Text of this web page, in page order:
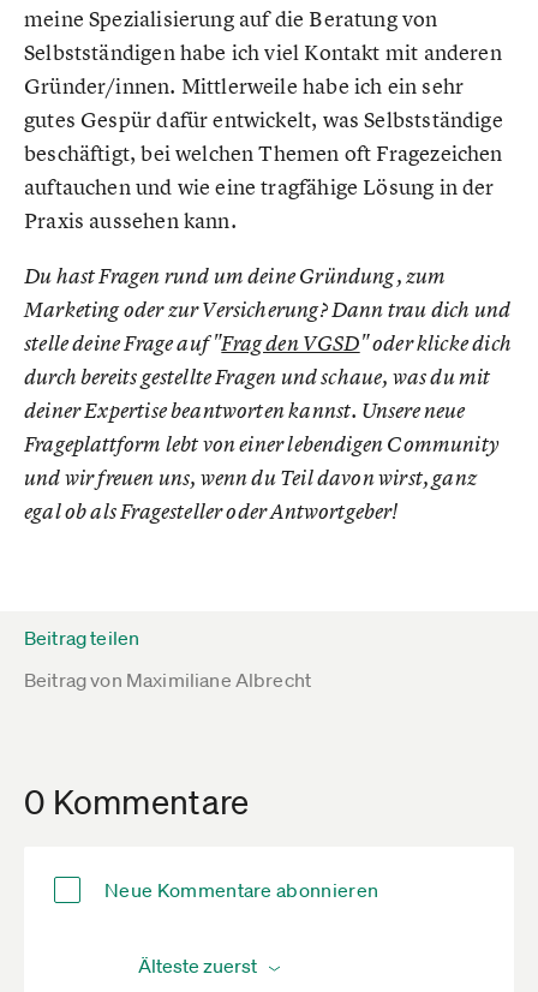
meine Spezialisierung auf die Beratung von
Selbstständigen habe ich viel Kontakt mit anderen
Gründer/innen. Mittlerweile habe ich ein sehr
gutes Gespür dafür entwickelt, was Selbstständige
beschäftigt, bei welchen Themen oft Fragezeichen
auftauchen und wie eine tragfähige Lösung in der
Praxis aussehen kann.
Du hast Fragen rund um deine Gründung, zum
Marketing oder zur Versicherung? Dann trau dich und
stelle deine Frage auf "Frag den VGSD" oder klicke dich
durch bereits gestellte Fragen und schaue, was du mit
deiner Expertise beantworten kannst. Unsere neue
Frageplattform lebt von einer lebendigen Community
und wir freuen uns, wenn du Teil davon wirst, ganz
egal ob als Fragesteller oder Antwortgeber!
Beitrag teilen
Beitrag von Maximiliane Albrecht
0 Kommentare
Neue Kommentare abonnieren